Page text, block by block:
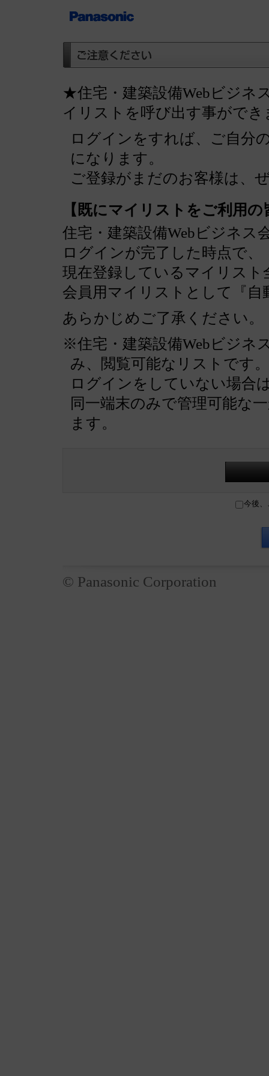
★住宅・建築設備Webビジネ
イリストを呼び出す事ができ
ログインをすれば、ご自分
になります。
ご登録がまだのお客様は、
【既にマイリストをご利用の
住宅・建築設備Webビジネス
ログインが完了した時点で、
現在登録しているマイリスト
会員用マイリストとして『
あらかじめご了承ください。
※住宅・建築設備Webビジネ
み、閲覧可能なリストです。
ログインをしていない場合
同一端末のみで管理可能な
ます。
今後、
© Panasonic Corporation